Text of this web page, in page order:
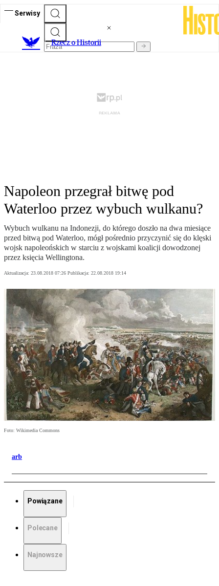
Serwisy
Rzecz o Historii
Napoleon przegrał bitwę pod
Waterloo przez wybuch wulkanu?
Wybuch wulkanu na Indonezji, do którego doszło na dwa miesiące
przed bitwą pod Waterloo, mógł pośrednio przyczynić się do klęski
wojsk napoleońskich w starciu z wojskami koalicji dowodzonej
przez księcia Wellingtona.
Aktualizacja: 23.08.2018 07:26 Publikacja: 22.08.2018 19:14
Foto: Wikimedia Commons
arb
Powiązane
Polecane
Najnowsze